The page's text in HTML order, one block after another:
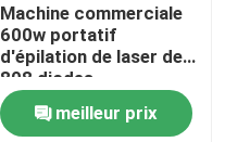
Machine commerciale
600w portatif
d'épilation de laser de
808 diodes
meilleur prix